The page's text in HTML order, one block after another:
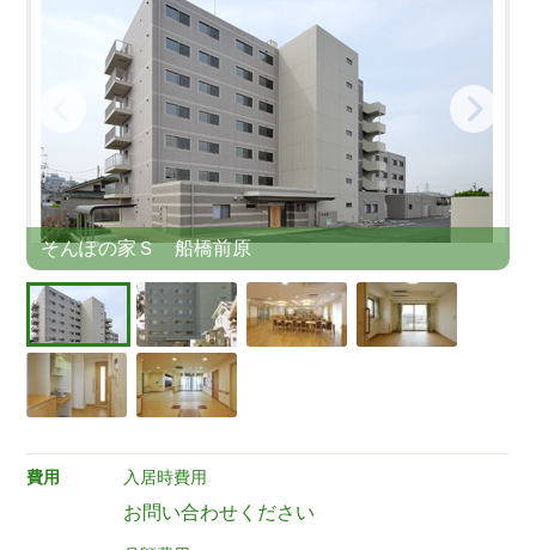
そんぽの家Ｓ 船橋前原
費用 入居時費用
お問い合わせください